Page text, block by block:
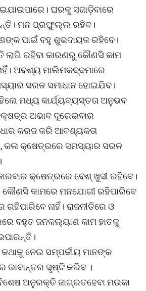
ଘରକୁ ସଜାଡ଼ିବାରେ
ମନ ପ୍ରଫୁଲ୍ଲ ରହିବ।
ପାଇଁ ବହୁ ଶୁଭଦାୟକ ରହିବେ।
ଲାଗି ରହିବା କାରଣରୁ କୌଣସି କାମ
ଅବଶ୍ୟ ମାଲିମକଦ୍ଦମାରେ
ସରଳ ସମାଧାନ ହୋଇଯିବ।
ମଧ୍ୟ କାର୍ଯ୍ୟବ୍ୟସ୍ତତା ଅନୁଭବ
ଅଭାବ ଦୂରେଇବାର
କରଜ କରି ଆବଶ୍ୟକତା
କଳା କ୍ଷେତ୍ରରେ ସମସ୍ୟାର ସରଳ
କ୍ଷେତ୍ରରେ ବେଶ୍‌ ଖୁସୀ ରହିବେ।
କୌଣସି କାମରେ ମନଯୋଗୀ ରହିପାରିବେ
ରହିପାରିବେ ନାହିଁ। ରାଜନୀତିରେ ଓ
ବହୁତ ଜନକଲ୍ୟାଣ କାମ ହାତକୁ
ନେଇ ସମ୍ପର୍କୀୟ ମାନଙ୍କ
ସୃଷ୍ଟି କରିବ ।
ଅନୁରକ୍ତି ଜାଗ୍ରତହେବା ମଉକା